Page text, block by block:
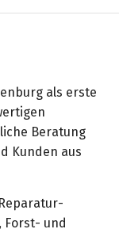
als erste
Beratung
Kunden aus
und